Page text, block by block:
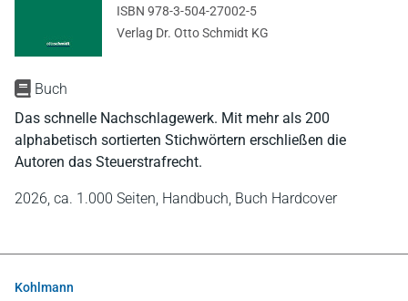
Buch
Das schnelle Nachschlagewerk. Mit mehr als 200
alphabetisch sortierten Stichwörtern erschließen die
Autoren das Steuerstrafrecht.
2026, ca. 1.000 Seiten, Handbuch, Buch Hardcover
ISBN 978-3-504-27002-5
Verlag Dr. Otto Schmidt KG
Kohlmann